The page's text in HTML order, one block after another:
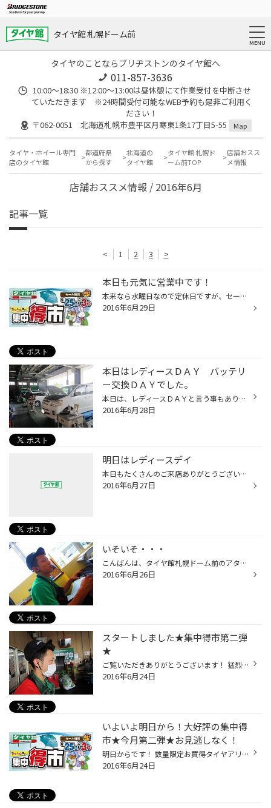
タイヤ館 札幌ドーム前
タイヤのことならブリヂストンのタイヤ館へ
011-857-3636
10:00～18:30 ※12:00～13:00は昼休憩にて作業受付を中断させ
ていただきます ※24時間受付可能なWEB予約も是非ご利用く
ださい！
〒062-0051 北海道札幌市豊平区月寒東1条17丁目5-55
Map
タイヤ・ホイール専門
店のタイヤ館
都道府県
から探す
北海道の
タイヤ館
タイヤ館 札幌ド
ーム前TOP
店舗おスス
メ情報
店舗おススメ情報 / 2016年6月
記事一覧
< 1 2 3 >
本日も元気に営業中です！
本来なら水曜日なので定休日ですが、セール中につき営業してます！ 開店と同時にタイヤ交換のご依頼を頂きありがとうございます♪ 天気も良いのでお出かけ前に無料点検いかがですか? お仕事の方は帰りがけにでも是非お立ち寄りください♪ 最近依頼の増えてきている「エアコンガス補充」も お任せ下さ...
2016年6月29日
本日はレディースＤＡＹ バッテリ
ー交換ＤＡＹでした。
本日は、レディースＤＡＹと言う事もあり、 女性のお客様のご来店が半分以上でした。 いつも本当にありがとうございます。m(__)m オイル交換でのご利用が多い中、本日はバッテリー交換の お客様も多く、過去のスタッフ日記でもご案内いたしましたが、 夏場のトラブル防止にと交換されてくお客様や別...
2016年6月28日
明日はレディースデイ
本日もたくさんのご来店ありがとうございます 快晴！ 気持ちの良いお天気ですね！ 明日はレディースデイでオイル交換でご来店が多いと思います。 リフトアップ時は下回りの点検も無料で出来ます サビの具合？ オイル漏れ？ マフラーの状態？ お気軽にお声掛けください！ セールも残りあと６日！...
2016年6月27日
いそいそ・・・
こんばんは、タイヤ館札幌ドーム前のアタイです。 ('ω')/ 今日はオイル交換で忙しッシング！！ タイヤ交換でも忙しッング！！ 本日のＰＩＴはアタイを中心にまわっていました。 売出しは7月3日までなので～～ 気になるアイテムや・・・・ 気になるあの子（石崎）を見に来たり・・・・・ ※石...
2016年6月26日
スタートしました★集中得市第二弾
★
ご覧いただきありがとうございます！ 猛烈に転向が悪いですが・・・ 開店と同時にご来店誠に感謝ですm(__)m 前回大好評だったセールの第二弾となりますので お見逃しなくお願いします！ ちなみに当店アイドルの石崎は休みです・・・・ ☆当店見るだけ・聞くだけ大歓迎です☆ オイル交換などのメンテナ...
2016年6月24日
いよいよ明日から！大好評の集中得
市★今月第二弾★お見逃しなく！
明日からです！ 数量限定お買得タイヤアリ！２０１６年新商品もお得に！ オイル交換などのメンテナンスもこの機会に！ ☆当店は見るだけ・聞くだけでも大歓迎☆ タイヤ空気圧からオイル・バッテリー・ワイパーや ライト類、ブレーキ類の無料点検も 行なってますのでお気軽にどうぞ！ もちろん無料点検...
2016年6月24日